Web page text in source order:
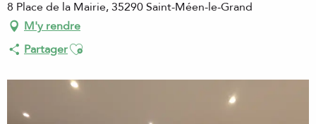
8 Place de la Mairie, 35290 Saint-Méen-le-Grand
M'y rendre
PartagerAjouter aux favoris